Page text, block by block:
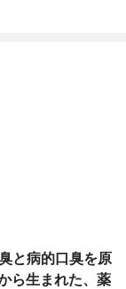
と病的口臭を原
ら生まれた、薬